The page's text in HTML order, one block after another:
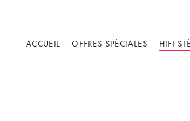
ACCUEIL OFFRES SPÉCIALES HIFI